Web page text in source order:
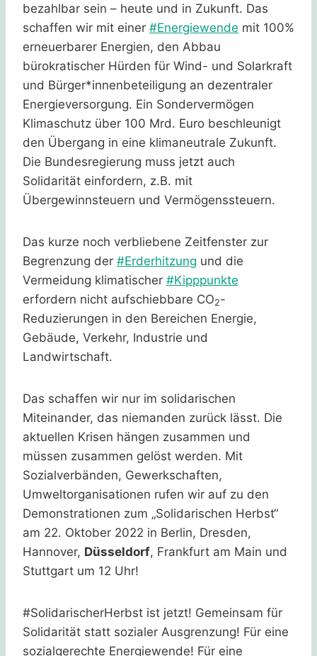
bezahlbar sein – heute und in Zukunft. Das
schaffen wir mit einer #Energiewende mit 100%
erneuerbarer Energien, den Abbau
bürokratischer Hürden für Wind- und Solarkraft
und Bürger*innenbeteiligung an dezentraler
Energieversorgung. Ein Sondervermögen
Klimaschutz über 100 Mrd. Euro beschleunigt
den Übergang in eine klimaneutrale Zukunft.
Die Bundesregierung muss jetzt auch
Solidarität einfordern, z.B. mit
Übergewinnsteuern und Vermögenssteuern.
Das kurze noch verbliebene Zeitfenster zur
Begrenzung der #Erderhitzung und die
Vermeidung klimatischer #Kipppunkte
erfordern nicht aufschiebbare CO2-
Reduzierungen in den Bereichen Energie,
Gebäude, Verkehr, Industrie und
Landwirtschaft.
Das schaffen wir nur im solidarischen
Miteinander, das niemanden zurück lässt. Die
aktuellen Krisen hängen zusammen und
müssen zusammen gelöst werden. Mit
Sozialverbänden, Gewerkschaften,
Umweltorganisationen rufen wir auf zu den
Demonstrationen zum „Solidarischen Herbst“
am 22. Oktober 2022 in Berlin, Dresden,
Hannover, Düsseldorf, Frankfurt am Main und
Stuttgart um 12 Uhr!
#SolidarischerHerbst ist jetzt! Gemeinsam für
Solidarität statt sozialer Ausgrenzung! Für eine
sozialgerechte Energiewende! Für eine